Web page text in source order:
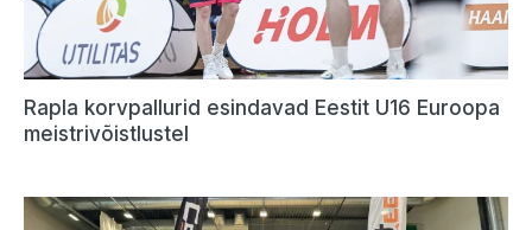
Rapla korvpallurid esindavad Eestit U16 Euroopa
meistrivõistlustel